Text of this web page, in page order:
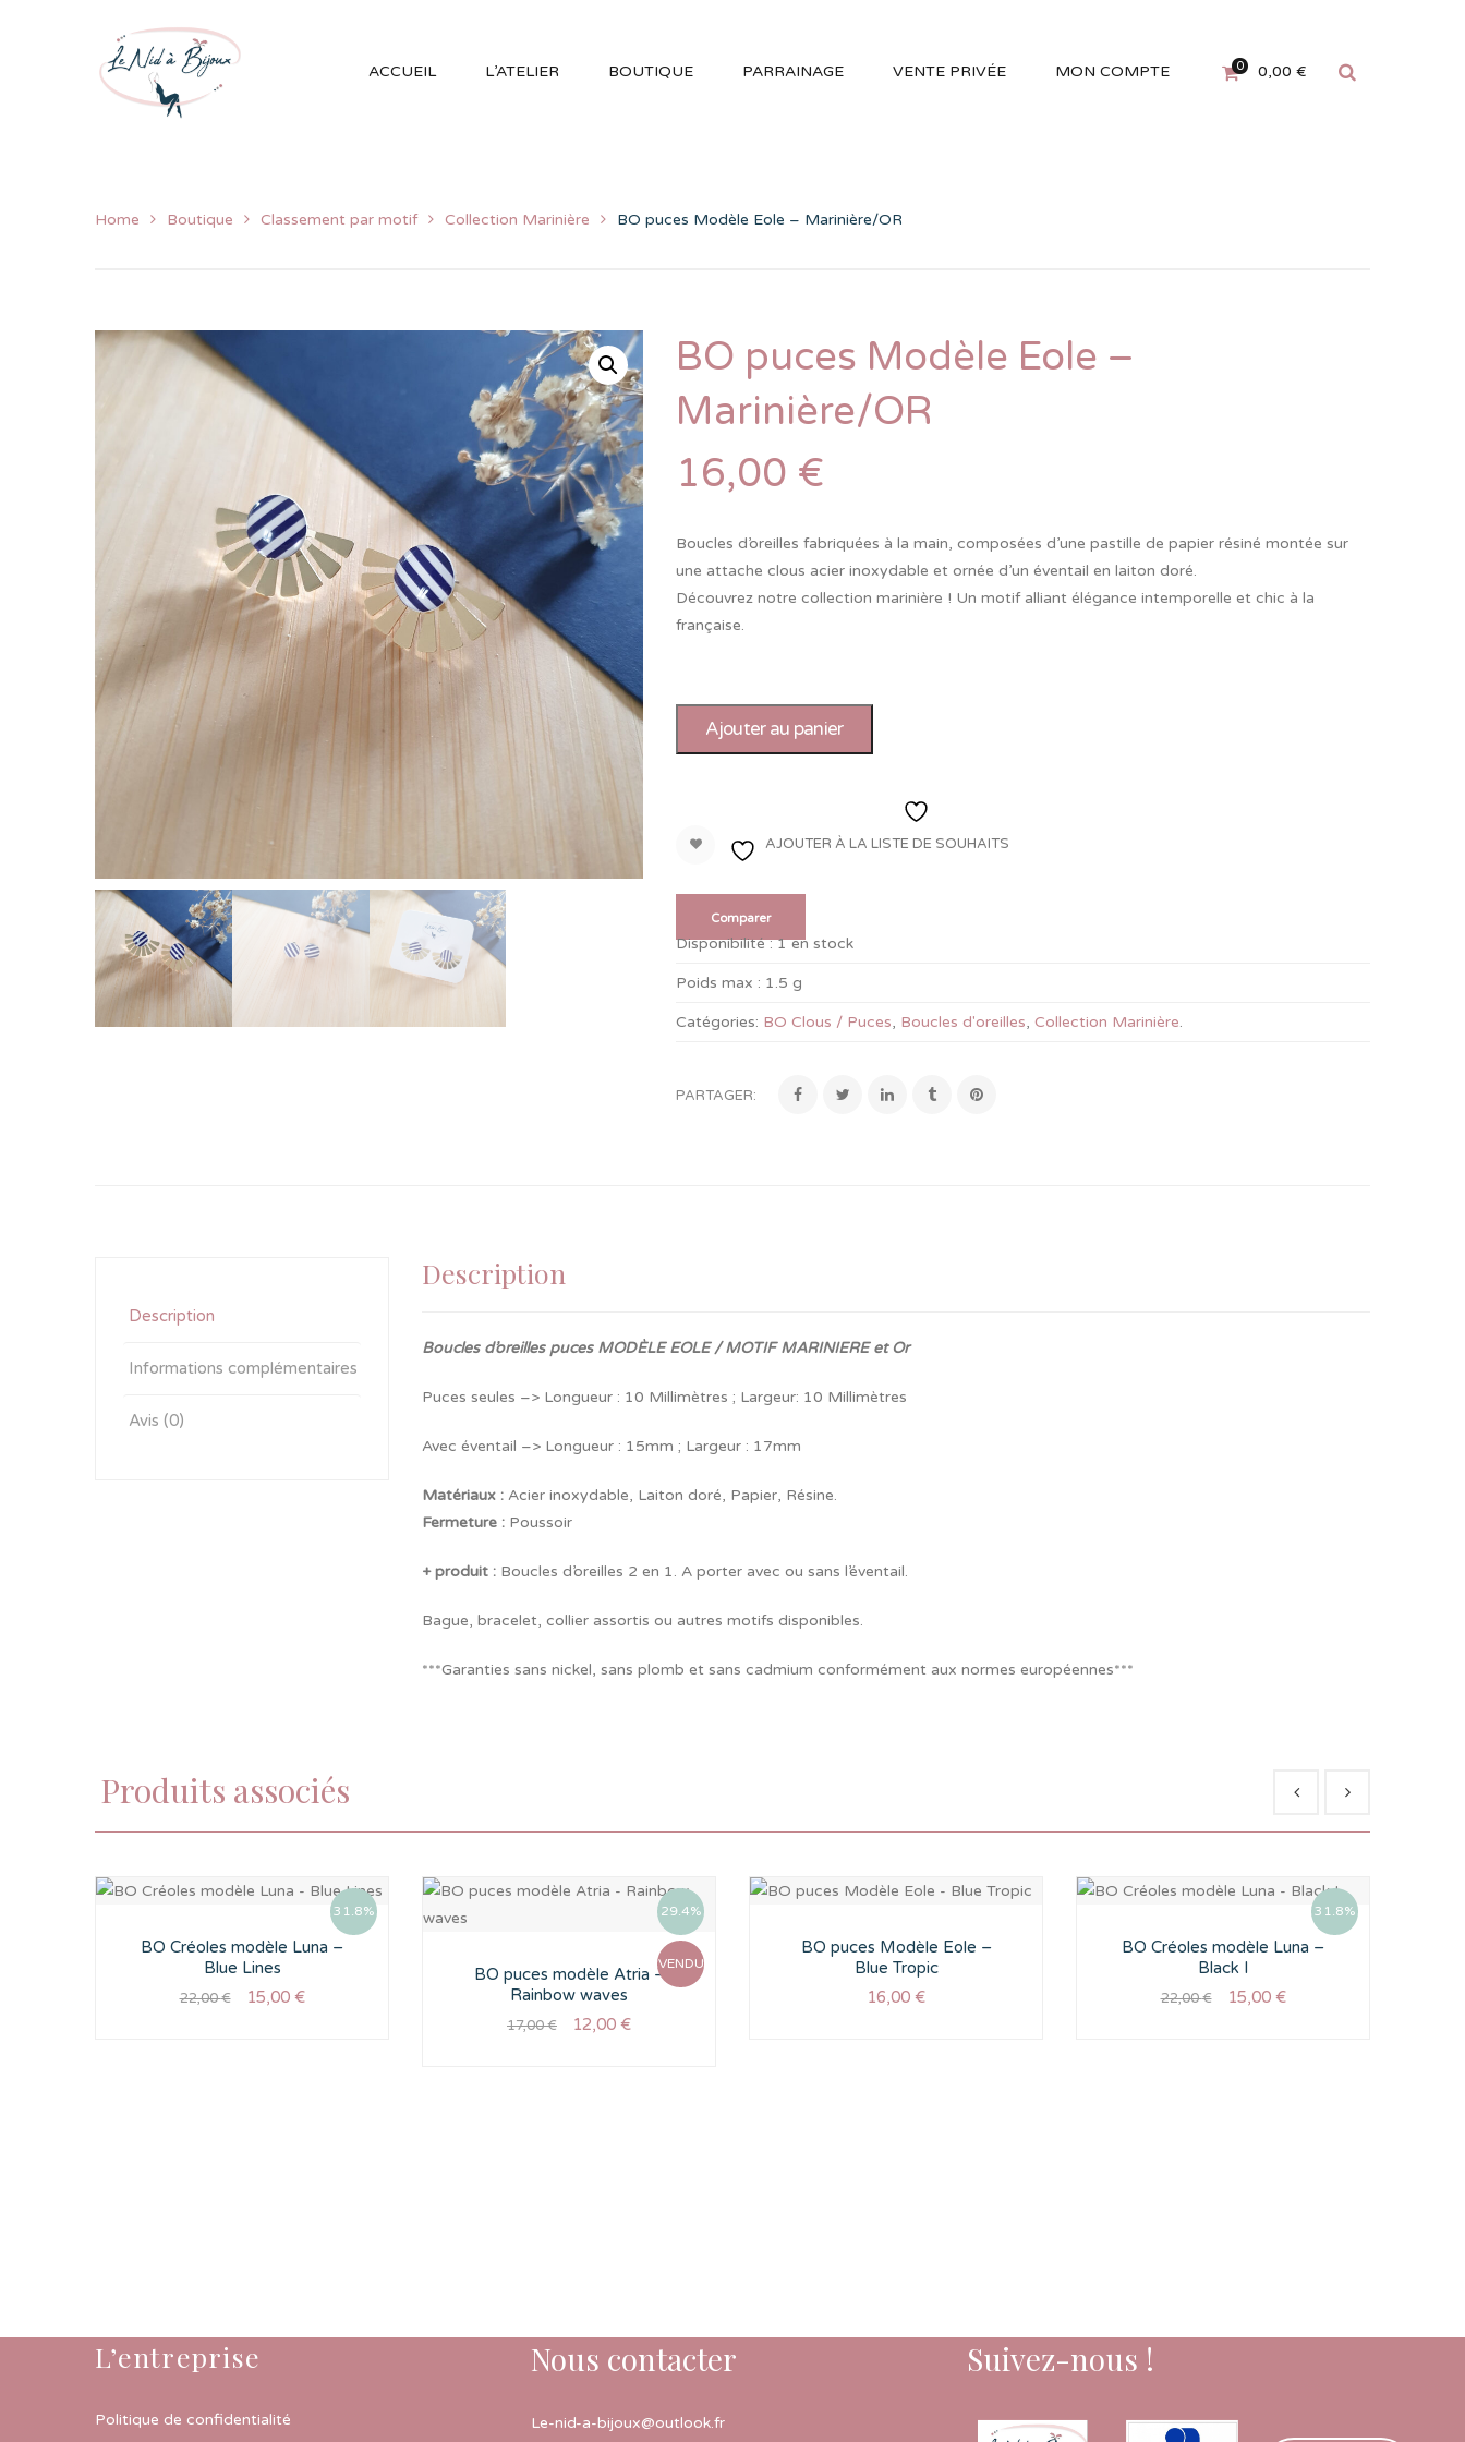
ACCUEIL L’ATELIER BOUTIQUE PARRAINAGE VENTE PRIVÉE MON COMPTE 0 0,00 €
Home Boutique Classement par motif Collection Marinière BO puces Modèle Eole – Marinière/OR
BO puces Modèle Eole –
Marinière/OR
16,00 €
Boucles d’oreilles fabriquées à la main, composées d’une pastille de papier résiné montée sur
une attache clous acier inoxydable et ornée d’un éventail en laiton doré.
Découvrez notre collection marinière ! Un motif alliant élégance intemporelle et chic à la
française.
Ajouter au panier
AJOUTER À LA LISTE DE SOUHAITS
Comparer
Disponibilité : 1 en stock
Poids max : 1.5 g
Catégories: BO Clous / Puces, Boucles d'oreilles,Collection Marinière.
PARTAGER:
Description
Informations complémentaires
Avis (0)
Description
Boucles d’oreilles puces MODÈLE EOLE / MOTIF MARINIERE et Or
Puces seules –> Longueur : 10 Millimètres ; Largeur: 10 Millimètres
Avec éventail –> Longueur : 15mm ; Largeur : 17mm
Matériaux : Acier inoxydable, Laiton doré, Papier, Résine.
Fermeture : Poussoir
+ produit : Boucles d’oreilles 2 en 1. A porter avec ou sans l’éventail.
Bague, bracelet, collier assortis ou autres motifs disponibles.
***Garanties sans nickel, sans plomb et sans cadmium conformément aux normes européennes***
Produits associés
31.8%
BO Créoles modèle Luna –
Blue Lines
22,00€ 15,00 €
29.4%
VENDU
BO puces modèle Atria –
Rainbow waves
17,00€ 12,00 €
BO puces Modèle Eole –
Blue Tropic
16,00 €
31.8%
BO Créoles modèle Luna –
Black I
22,00€ 15,00 €
L’entreprise
Politique de confidentialité
Nous contacter
Le-nid-a-bijoux@outlook.fr
Suivez-nous !